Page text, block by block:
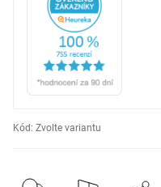
Kód: Zvolte variantu